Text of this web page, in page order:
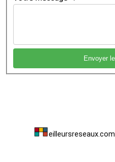
eilleursreseaux.com